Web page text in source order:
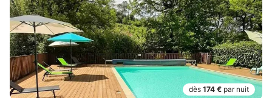
dès 174 € par nuit